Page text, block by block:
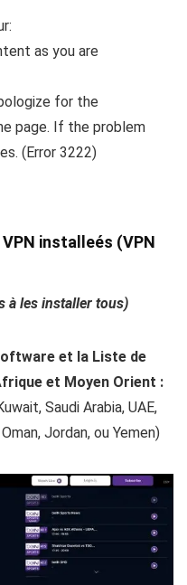
as you are
for the
page. If the problem
(Error 3222)
installeés (VPN
à les installer tous)
et la Liste de
et Moyen Orient :
Saudi Arabia, UAE,
Jordan, ou Yemen)